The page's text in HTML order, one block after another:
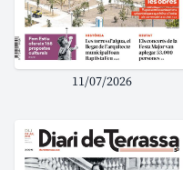
11/07/2026